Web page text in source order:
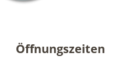
Öffnungszeiten